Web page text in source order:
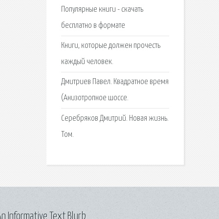
Популярные книги - скачать
бесплатно в формате
Книги, которые должен прочесть
каждый человек.
Дмитриев Павел. Квадратное время
(Анизотропное шоссе.
Серебряков Дмитрий. Новая жизнь.
Том.
Informative Text Blurb